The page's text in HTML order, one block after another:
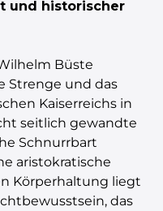
und historischer
Büste
Strenge und das
Kaiserreichs in
seitlich gewandte
Schnurrbart
aristokratische
Körperhaltung liegt
das